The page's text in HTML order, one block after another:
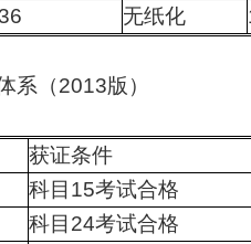
无纸化
系（2013版）
获证条件
科目15考试合格
科目24考试合格